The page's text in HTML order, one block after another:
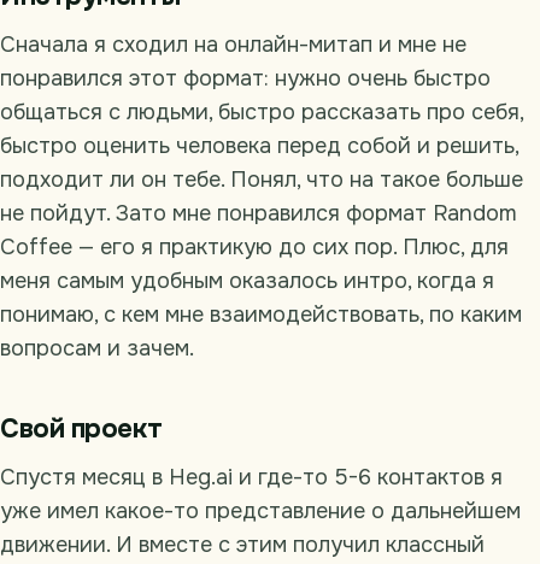
Сначала я сходил на онлайн-митап и мне не
понравился этот формат: нужно очень быстро
общаться с людьми, быстро рассказать про себя,
быстро оценить человека перед собой и решить,
подходит ли он тебе. Понял, что на такое больше
не пойдут. Зато мне понравился формат Random
Coffee — его я практикую до сих пор. Плюс, для
меня самым удобным оказалось интро, когда я
понимаю, с кем мне взаимодействовать, по каким
вопросам и зачем.
Свой проект
Спустя месяц в Heg.ai и где-то 5-6 контактов я
уже имел какое-то представление о дальнейшем
движении. И вместе с этим получил классный